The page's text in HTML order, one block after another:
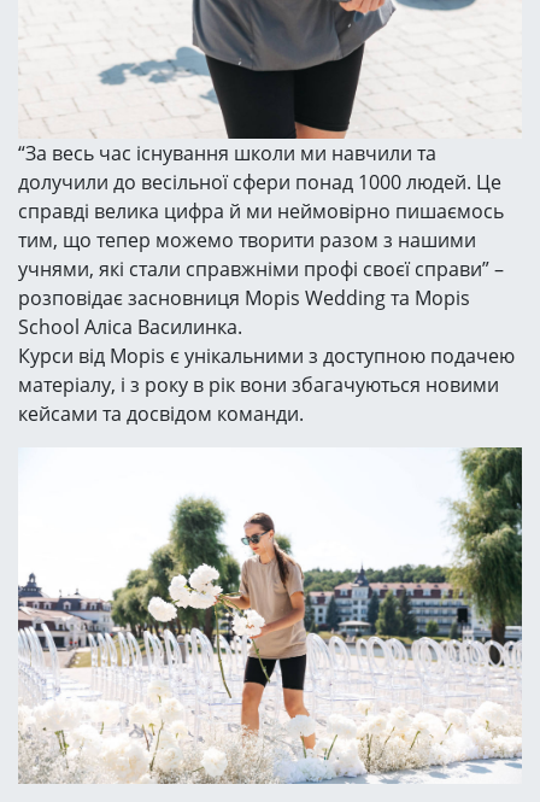
“За весь час існування школи ми навчили та
долучили до весільної сфери понад 1000 людей. Це
справді велика цифра й ми неймовірно пишаємось
тим, що тепер можемо творити разом з нашими
учнями, які стали справжніми профі своєї справи” –
розповідає засновниця Mopis Wedding та Mopis
School Аліса Василинка.
Курси від Mopis є унікальними з доступною подачею
матеріалу, і з року в рік вони збагачуються новими
кейсами та досвідом команди.